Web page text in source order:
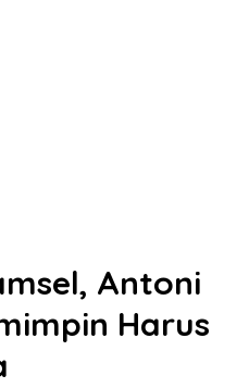
Antoni
Harus